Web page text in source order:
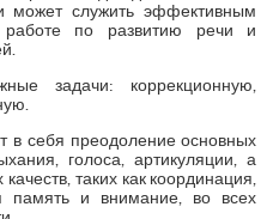
может служить эффективным
работе по развитию речи и
задачи: коррекционную,
в себя преодоление основных
голоса, артикуляции, а
таких как координация,
память и внимание, во всех